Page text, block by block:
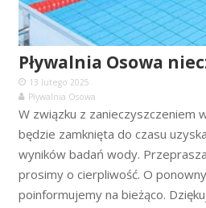
Pływalnia Osowa
13 lutego 2025
Pływalnia Osowa
W związku z zanieczyszczeniem
będzie zamknięta do czasu
wyników badań wody.
prosimy o cierpliwość. O
poinformujemy na bieżąco.